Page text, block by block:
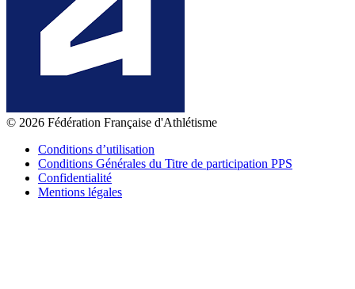
© 2026 Fédération Française d'Athlétisme
Conditions d’utilisation
Conditions Générales du Titre de participation PPS
Confidentialité
Mentions légales